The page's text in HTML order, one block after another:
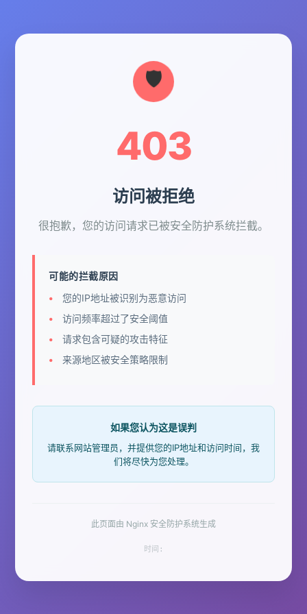
403
访问被拒绝
很抱歉，您的访问请求已被安全防护系统拦截。
可能的拦截原因
您的IP地址被识别为恶意访问
访问频率超过了安全阈值
请求包含可疑的攻击特征
来源地区被安全策略限制
如果您认为这是误判
请联系网站管理员，并提供您的IP地址和访问时间，我
们将尽快为您处理。
此页面由 Nginx 安全防护系统生成
时间: